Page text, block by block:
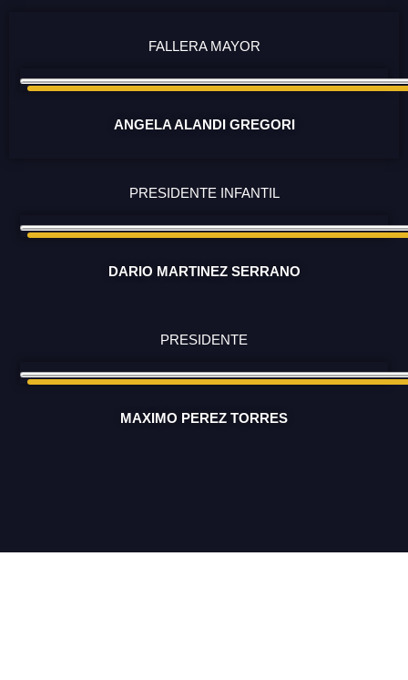
FALLERA MAYOR
ANGELA ALANDI GREGORI
PRESIDENTE INFANTIL
DARIO MARTINEZ SERRANO
PRESIDENTE
MAXIMO PEREZ TORRES